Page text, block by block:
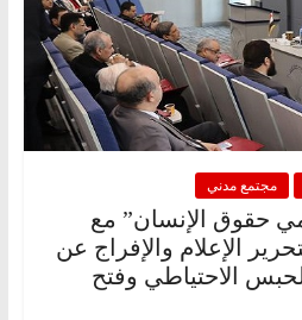
مجتمع مدني
حقوق الإنسان” مع
الإعلام والإفراج عن
الاحتياطي وفتح